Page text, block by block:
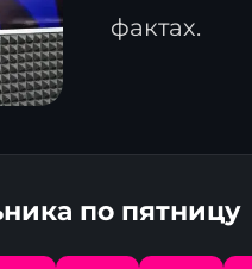
фактах.
по пятницу